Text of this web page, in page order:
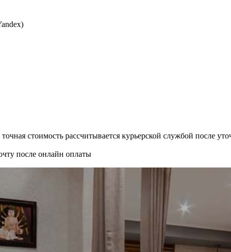
стоимость рассчитывается курьерской службой после
после онлайн оплаты